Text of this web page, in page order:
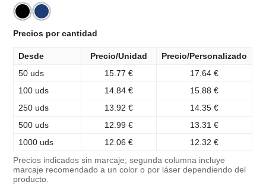
Precios por cantidad
Desde Precio/Unidad
Precio/Personalizado
50 uds
15.77 €
17.64 €
100 uds
14.84 €
15.88 €
250 uds
13.92 €
14.35 €
500 uds
12.99 €
13.31 €
1000 uds
12.06 € 12.32 €
Precios indicados sin marcaje; segunda columna incluye
marcaje recomendado a un color o por láser dependiendo del
producto.